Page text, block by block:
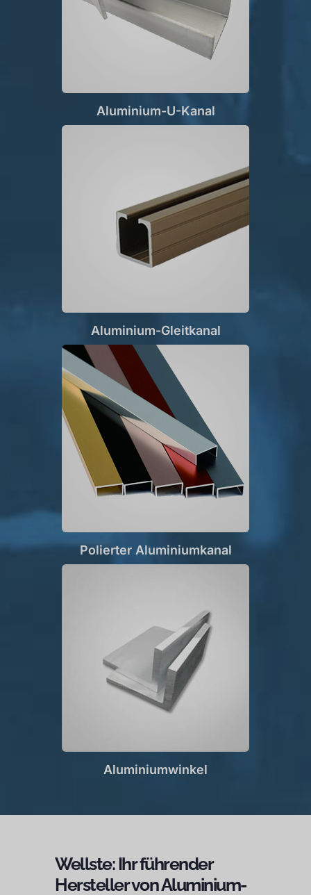
Aluminium-U-Kanal
Aluminium-Gleitkanal
Polierter Aluminiumkanal
Aluminiumwinkel
Wellste: Ihr führender
Hersteller von Aluminium-